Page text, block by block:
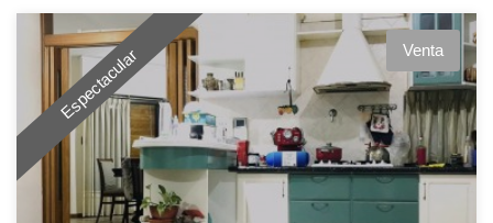
Espectacular Venta